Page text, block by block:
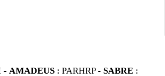
- AMADEUS : PARHRP - SABRE :